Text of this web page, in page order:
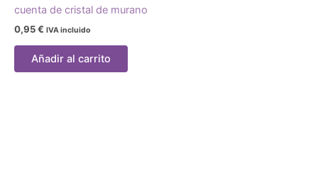
cuenta de cristal de murano
0,95€ IVA incluido
Añadir al carrito